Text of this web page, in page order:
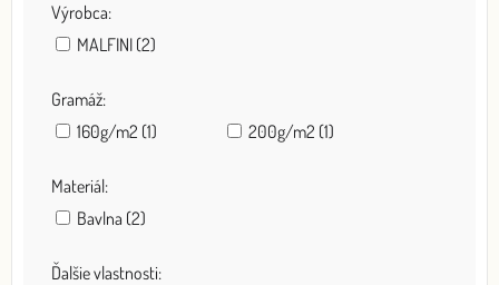
Výrobca:
MALFINI (2)
Gramáž:
160g/m2 (1)
200g/m2 (1)
Materiál:
Bavlna (2)
Ďalšie vlastnosti: